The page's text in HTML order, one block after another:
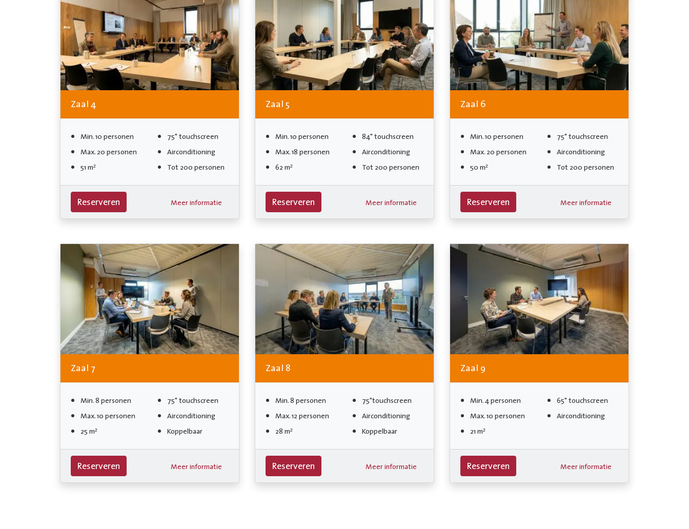
Zaal 4
Min. 10 personen
Max. 20 personen
51 m²
75" touchscreen
Airconditioning
Tot 200 personen
Reserveren Meer informatie
Zaal 5
Min. 10 personen
Max. 18 personen
62 m²
84" touchscreen
Airconditioning
Tot 200 personen
Reserveren Meer informatie
Zaal 6
Min. 10 personen
Max. 20 personen
50 m²
75" touchscreen
Airconditioning
Tot 200 personen
Reserveren Meer informatie
Zaal 7
Min. 8 personen
Max. 10 personen
25 m²
75" touchscreen
Airconditioning
Koppelbaar
Reserveren Meer informatie
Zaal 8
Min. 8 personen
Max. 12 personen
28 m²
75"touchscreen
Airconditioning
Koppelbaar
Reserveren Meer informatie
Zaal 9
Min. 4 personen
Max. 10 personen
21 m²
65" touchscreen
Airconditioning
Reserveren Meer informatie